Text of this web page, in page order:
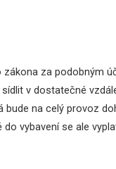
za podobným
v dostatečné
na celý provoz
vybavení se ale